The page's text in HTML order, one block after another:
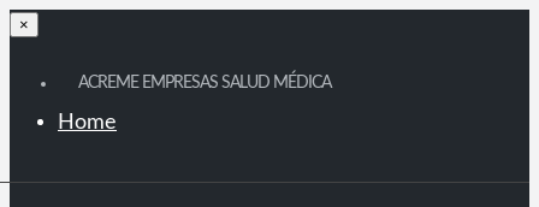
×
ACREME EMPRESAS SALUD MÉDICA
Home